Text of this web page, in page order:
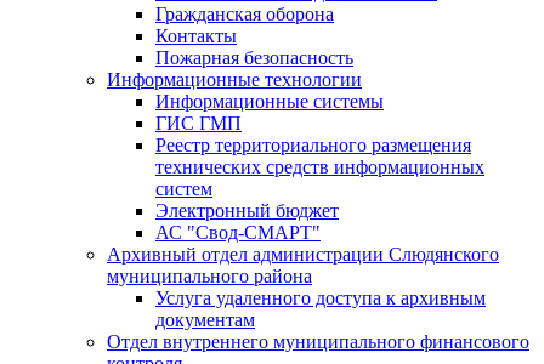
Гражданская оборона
Контакты
Пожарная безопасность
Информационные технологии
Информационные системы
ГИС ГМП
Реестр территориального размещения
технических средств информационных
систем
Электронный бюджет
АС "Свод-СМАРТ"
Архивный отдел администрации Слюдянского
муниципального района
Услуга удаленного доступа к архивным
документам
Отдел внутреннего муниципального финансового